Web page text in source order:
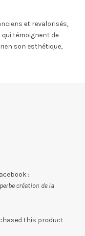
et revalorisés,
témoignent de
son esthétique,
:
création de la
this product